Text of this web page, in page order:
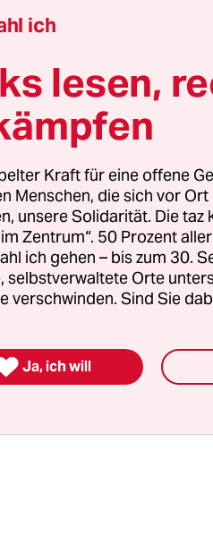
einig:
zum CSU-
zwischen den
der bürgerlichen
Präventivhaft
gegenüber dem
Uwe
war Schünemann
hat als Innenminister
ich
lesen,
Kraft für eine offene
Menschen, die sich vor
unsere Solidarität. Die
Zentrum“. 50 Prozent
ich gehen – bis zum 30.
selbstverwaltete Orte
verschwinden. Sind Sie
Ja, ich will